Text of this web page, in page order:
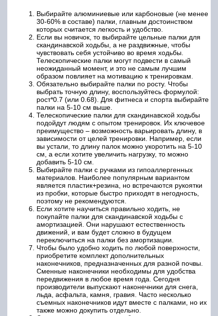
Выбирайте алюминиевые или карбоновые (не менее
30-60% в составе) палки, главным достоинством
которых считается легкость и удобство.
Если вы новичок, то выбирайте цельные палки для
скандинавской ходьбы, а не раздвижные, чтобы
чувствовать себя устойчиво во время ходьбы.
Телескопические палки могут подвести в самый
неожиданный момент, и это не самым лучшим
образом повлияет на мотивацию к тренировкам.
Обязательно выбирайте палки по росту. Чтобы
выбрать точную длину, воспользуйтесь формулой:
рост*0.7 (или 0.68). Для фитнеса и спорта выбирайте
палки на 5-10 см выше.
Телескопические палки для скандинавской ходьбы
подойдут людям с опытом тренировок. Их ключевое
преимущество – возможность варьировать длину, в
зависимости от целей тренировки. Например, если
вы устали, то длину палок можно укоротить на 5-10
см, а если хотите увеличить нагрузку, то можно
добавить 5-10 см.
Выбирайте палки с ручками из гипоаллергенных
материалов. Наиболее популярным вариантом
является пластик+резина, но встречаются рукоятки
из пробки, которые быстро приходят в негодность,
поэтому не рекомендуются.
Если хотите научиться правильно ходить, не
покупайте палки для скандинавской ходьбы с
амортизацией. Они нарушают естественность
движений, и вам будет сложно в будущем
переключиться на палки без амортизации.
Чтобы было удобно ходить по любой поверхности,
приобретите комплект дополнительных
наконечников, предназначенных для разной почвы.
Сменные наконечники необходимы для удобства
передвижения в любое время года. Сегодня
производители выпускают наконечники для снега,
льда, асфальта, камня, гравия. Часто несколько
съемных наконечников идут вместе с палками, но их
также можно докупить отдельно.